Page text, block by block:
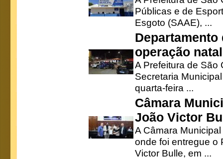
Públicas e de
Esgoto (SAAE), ...
operação
A Prefeitura de São
Secretaria
quarta-feira ...
Câmara
João Victor
A Câmara
onde foi entregue o
Victor Bulle, em ...